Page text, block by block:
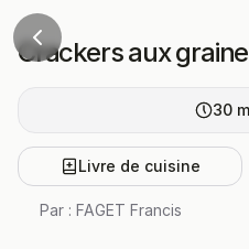
Crackers aux
30
Livre de cuisine
Par : FAGET Francis